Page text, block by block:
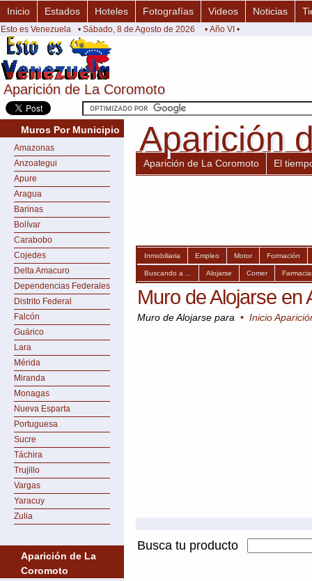
Aparición de La Coromoto
Aparición de La Coromoto
Inicio Estados Hoteles Fotografías Videos Noticias
Esto es Venezuela • Sábado, 8 de Agosto de 2026 • Año VI •
Muros Por Municipio
Amazonas
Anzoategui
Apure
Aragua
Barinas
Bolívar
Carabobo
Cojedes
Delta Amacuro
Dependencias Federales
Distrito Federal
Falcón
Guárico
Lara
Mérida
Miranda
Monagas
Nueva Esparta
Portuguesa
Sucre
Táchira
Trujillo
Vargas
Yaracuy
Zulia
Aparición de La
Coromoto
Aparición
Aparición
Aparición de La Coromoto El
Inmobiliaria Empleo Motor Formación
Buscando a ... Alojarse Comer
Muro de Alojarse en
Muro de Alojarse para • Inicio
Busca tu producto